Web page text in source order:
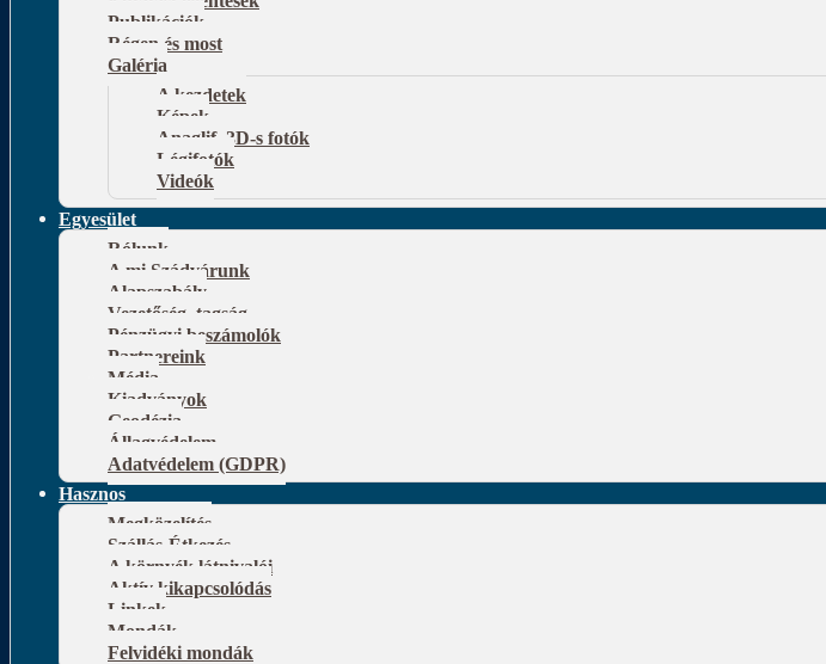
Publikációk
Régen és most
Galéria
A kezdetek
Képek
Anaglif, 3D-s fotók
Légifotók
Videók
Egyesület
Rólunk
A mi Szádvárunk
Alapszabály
Vezetőség, tagság
Pénzügyi beszámolók
Partnereink
Média
Kiadványok
Geodézia
Állagvédelem
Adatvédelem (GDPR)
Hasznos
Megközelítés
Szállás-Étkezés
A környék látnivalói
Aktív kikapcsolódás
Linkek
Mondák
Felvidéki mondák